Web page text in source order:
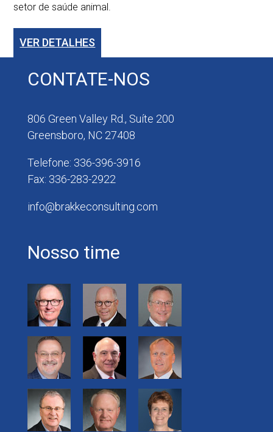
setor de saúde animal.
VER DETALHES
CONTATE-NOS
806 Green Valley Rd., Suíte 200
Greensboro, NC 27408
Telefone: 336-396-3916
Fax: 336-283-2922
info@brakkeconsulting.com
Nosso time